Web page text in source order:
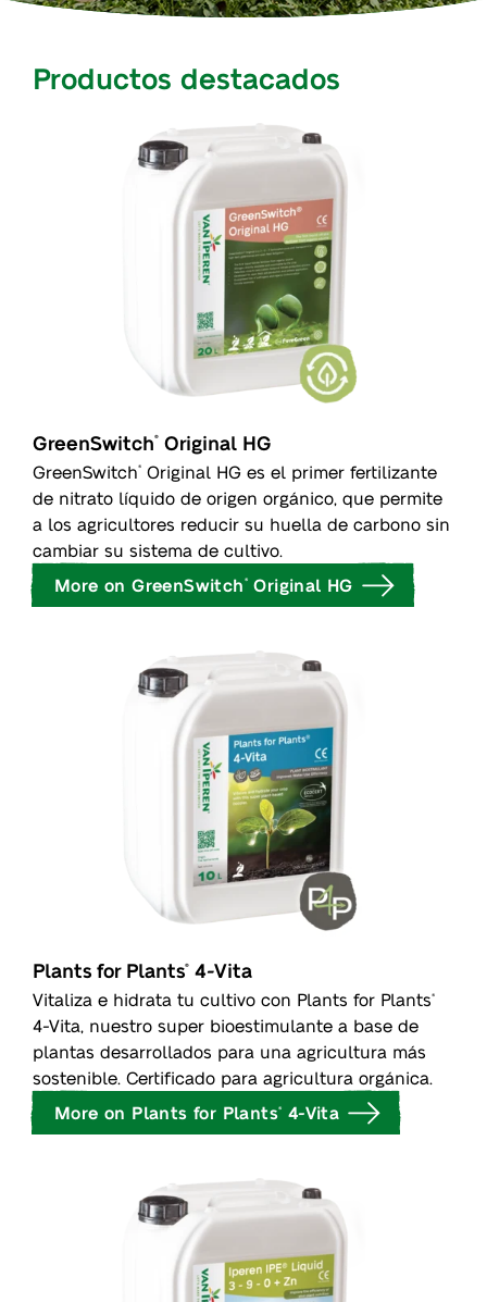
Productos destacados
GreenSwitch® Original HG
GreenSwitch®
Original HG es el primer fertilizante
de nitrato líquido de origen orgánico, que permite
a los agricultores reducir su huella de carbono sin
cambiar su sistema de cultivo.
More on GreenSwitch ® Original HG
Plants for Plants® 4-Vita
Vitaliza e hidrata tu cultivo con Plants for Plants®
4-Vita, nuestro super bioestimulante a base de
plantas desarrollados para una agricultura más
sostenible. Certificado para agricultura orgánica.
More on Plants for Plants® 4-Vita